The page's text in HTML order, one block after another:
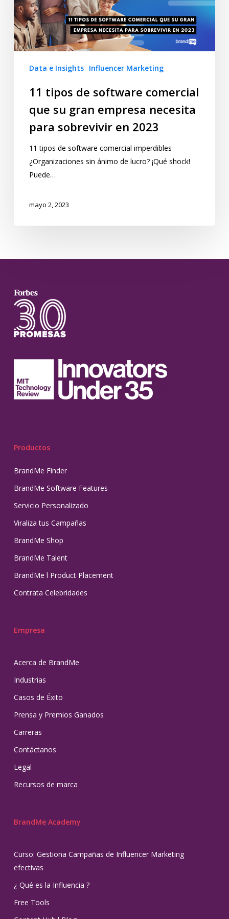
Data e Insights Influencer Marketing
11 tipos de software comercial
que su gran empresa necesita
para sobrevivir en 2023
11 tipos de software comercial imperdibles
¿Organizaciones sin ánimo de lucro? ¡Qué shock!
Puede…
mayo 2, 2023
Productos
BrandMe Finder
BrandMe Software Features
Servicio Personalizado
Viraliza tus Campañas
BrandMe Shop
BrandMe Talent
BrandMe l Product Placement
Contrata Celebridades
Empresa
Acerca de BrandMe
Industrias
Casos de Éxito
Prensa y Premios Ganados
Carreras
Contáctanos
Legal
Recursos de marca
BrandMe Academy
Curso: Gestiona Campañas de Influencer Marketing
efectivas
¿ Qué es la Influencia ?
Free Tools